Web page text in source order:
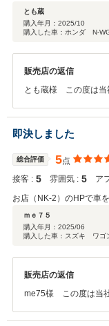
とも蔵
購入年月： 2025/10
購入した車：ホンダ N-
販売店の返信
とも蔵様 この度は当
何かお困りの際は、
お願いいたします。
即決しました
総合評価 5点
接客 : 5 雰囲気 : 5 ア
お店（NK-2）のHPで車
ｍｅ７５
購入年月： 2025/06
購入した車：スズキ ワ
販売店の返信
me75様 この度は当
何かお困りの際は、